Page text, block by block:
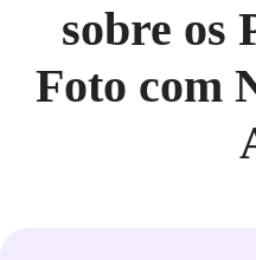
sobre os
Foto com